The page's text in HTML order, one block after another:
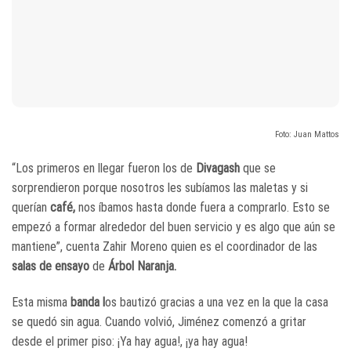
Foto: Juan Mattos
“Los primeros en llegar fueron los de Divagash que se
sorprendieron porque nosotros les subíamos las maletas y si
querían café, nos íbamos hasta donde fuera a comprarlo. Esto se
empezó a formar alrededor del buen servicio y es algo que aún se
mantiene”, cuenta Zahir Moreno quien es el coordinador de las
salas de ensayo de Árbol Naranja.
Esta misma banda los bautizó gracias a una vez en la que la casa
se quedó sin agua. Cuando volvió, Jiménez comenzó a gritar
desde el primer piso: ¡Ya hay agua!, ¡ya hay agua!